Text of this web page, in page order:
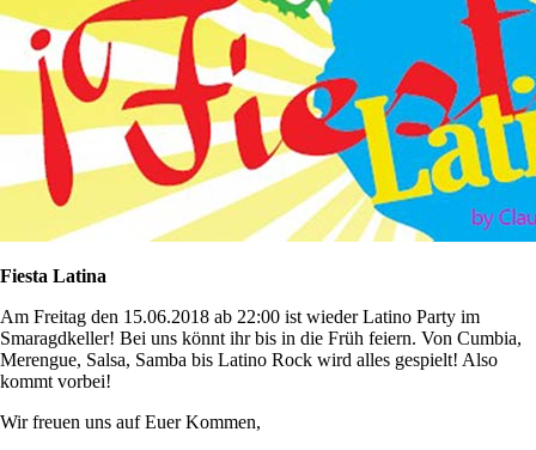
Fiesta Latina
Am Freitag den 15.06.2018 ab 22:00 ist wieder Latino Party im
Smaragdkeller! Bei uns könnt ihr bis in die Früh feiern. Von Cumbia,
Merengue, Salsa, Samba bis Latino Rock wird alles gespielt! Also
kommt vorbei!
Wir freuen uns auf Euer Kommen,